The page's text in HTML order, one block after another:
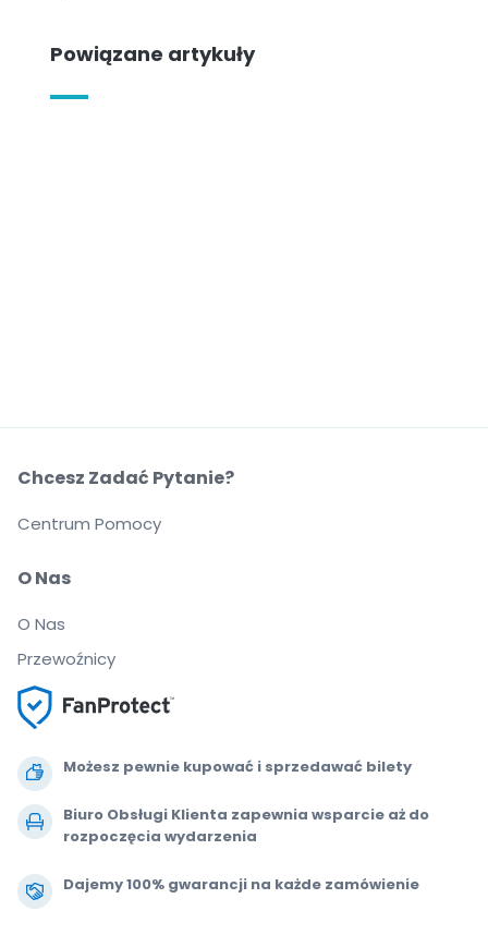
Powiązane artykuły
Możesz pewnie kupować i sprzedawać bilety
Biuro Obsługi Klienta zapewnia wsparcie aż do
rozpoczęcia wydarzenia
Dajemy 100% gwarancji na każde zamówienie
O Nas
O Nas
Przewoźnicy
Chcesz Zadać Pytanie?
Centrum Pomocy